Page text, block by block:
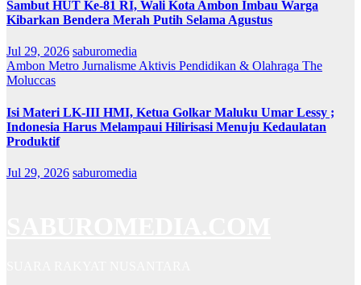
Sambut HUT Ke-81 RI, Wali Kota Ambon Imbau Warga
Kibarkan Bendera Merah Putih Selama Agustus
Jul 29, 2026 saburomedia
Ambon Metro Jurnalisme Aktivis Pendidikan & Olahraga The
Moluccas
Isi Materi LK-III HMI, Ketua Golkar Maluku Umar Lessy ;
Indonesia Harus Melampaui Hilirisasi Menuju Kedaulatan
Produktif
Jul 29, 2026 saburomedia